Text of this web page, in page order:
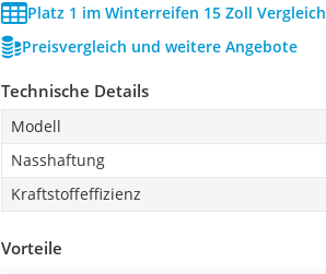
Platz 1 im Winterreifen 15 Zoll Vergleich
Preisvergleich und weitere Angebote
Technische Details
Modell
Nasshaftung
Kraftstoffeffizienz
Vorteile